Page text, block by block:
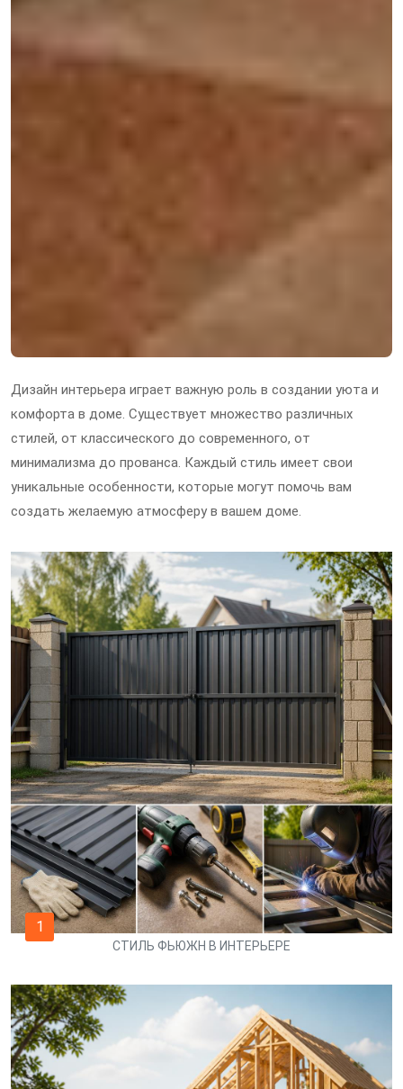
Дизайн интерьера играет важную роль в создании уюта и
комфорта в доме. Существует множество различных
стилей, от классического до современного, от
минимализма до прованса. Каждый стиль имеет свои
уникальные особенности, которые могут помочь вам
создать желаемую атмосферу в вашем доме.
1
СТИЛЬ ФЬЮЖН В ИНТЕРЬЕРЕ